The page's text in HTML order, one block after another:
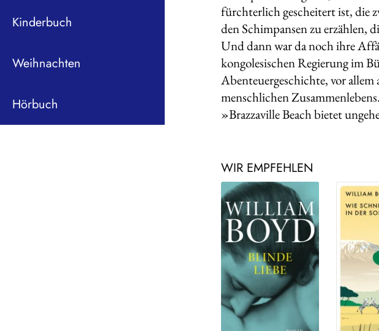
Kinderbuch
Weihnachten
Hörbuch
fürchterlich gescheitert ist, die
den Schimpansen zu erzählen,
Und dann war da noch ihre
kongolesischen Regierung im
Abenteuergeschichte, vor
menschlichen Zusammenlebens.
»Brazzaville Beach bietet
WIR EMPFEHLEN